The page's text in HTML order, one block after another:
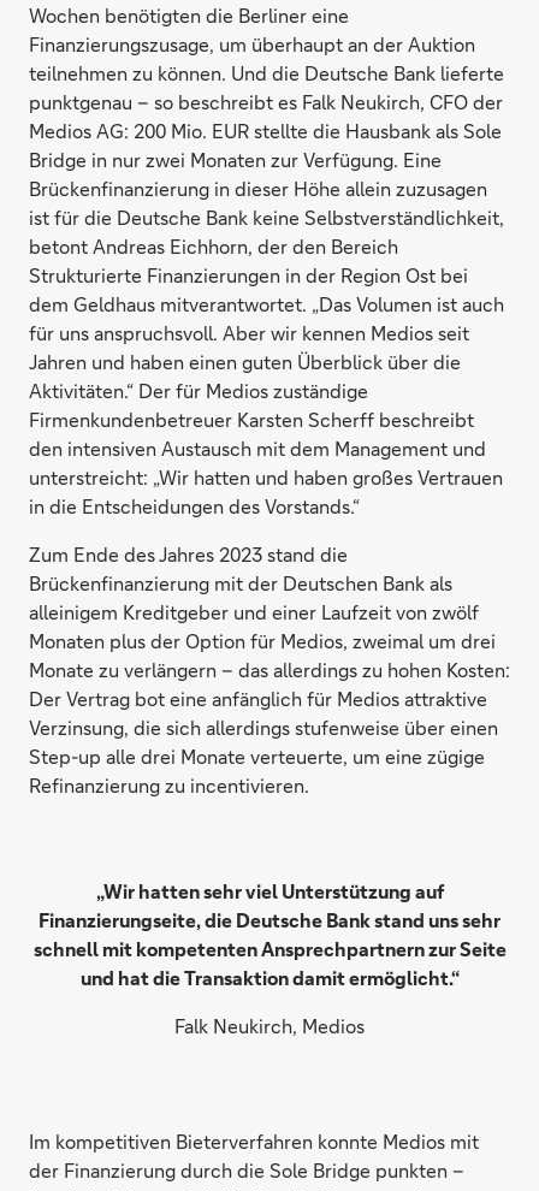
Wochen benötigten die Berliner eine
Finanzierungszusage, um überhaupt an der Auktion
teilnehmen zu können. Und die Deutsche Bank lieferte
punktgenau – so beschreibt es Falk Neukirch, CFO der
Medios AG: 200 Mio. EUR stellte die Hausbank als Sole
Bridge in nur zwei Monaten zur Verfügung. Eine
Brückenfinanzierung in dieser Höhe allein zuzusagen
ist für die Deutsche Bank keine Selbstverständlichkeit,
betont Andreas Eichhorn, der den Bereich
Strukturierte Finanzierungen in der Region Ost bei
dem Geldhaus mitverantwortet. „Das Volumen ist auch
für uns anspruchsvoll. Aber wir kennen Medios seit
Jahren und haben einen guten Überblick über die
Aktivitäten.“ Der für Medios zuständige
Firmenkundenbetreuer Karsten Scherff beschreibt
den intensiven Austausch mit dem Management und
unterstreicht: „Wir hatten und haben großes Vertrauen
in die Entscheidungen des Vorstands.“
Zum Ende des Jahres 2023 stand die
Brückenfinanzierung mit der Deutschen Bank als
alleinigem Kreditgeber und einer Laufzeit von zwölf
Monaten plus der Option für Medios, zweimal um drei
Monate zu verlängern – das allerdings zu hohen Kosten:
Der Vertrag bot eine anfänglich für Medios attraktive
Verzinsung, die sich allerdings stufenweise über einen
Step-up alle drei Monate verteuerte, um eine zügige
Refinanzierung zu incentivieren.
„Wir hatten sehr viel Unterstützung auf
Finanzierungseite, die Deutsche Bank stand uns sehr
schnell mit kompetenten Ansprechpartnern zur Seite
und hat die Transaktion damit ermöglicht.“
Falk Neukirch, Medios
Im kompetitiven Bieterverfahren konnte Medios mit
der Finanzierung durch die Sole Bridge punkten –